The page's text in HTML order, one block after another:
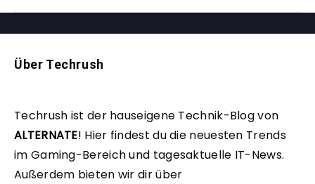
Über Techrush
Techrush ist der hauseigene Technik-Blog von
ALTERNATE! Hier findest du die neuesten Trends
im Gaming-Bereich und tagesaktuelle IT-News.
Außerdem bieten wir dir über